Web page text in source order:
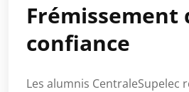
Frémissement
confiance
Les alumnis CentraleSupelec